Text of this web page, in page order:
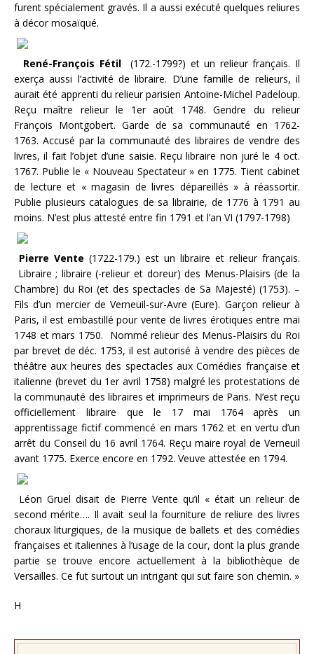
furent spécialement gravés. Il a aussi exécuté quelques reliures
à décor mosaïqué.
René-François Fétil(172.-1799?) et un relieur français. Il
exerça aussi l’activité de libraire. D’une famille de relieurs, il
aurait été apprenti du relieur parisien Antoine-Michel Padeloup.
Reçu maître relieur le 1er août 1748. Gendre du relieur
François Montgobert. Garde de sa communauté en 1762-
1763. Accusé par la communauté des libraires de vendre des
livres, il fait l’objet d’une saisie. Reçu libraire non juré le 4 oct.
1767. Publie le « Nouveau Spectateur » en 1775. Tient cabinet
de lecture et « magasin de livres dépareillés » à réassortir.
Publie plusieurs catalogues de sa librairie, de 1776 à 1791 au
moins. N’est plus attesté entre fin 1791 et l’an VI (1797-1798)
Pierre Vente (1722-179.) est un libraire et relieur français.
Libraire ; libraire (-relieur et doreur) des Menus-Plaisirs (de la
Chambre) du Roi (et des spectacles de Sa Majesté) (1753). –
Fils d’un mercier de Verneuil-sur-Avre (Eure). Garçon relieur à
Paris, il est embastillé pour vente de livres érotiques entre mai
1748 et mars 1750. Nommé relieur des Menus-Plaisirs du Roi
par brevet de déc. 1753, il est autorisé à vendre des pièces de
théâtre aux heures des spectacles aux Comédies française et
italienne (brevet du 1er avril 1758) malgré les protestations de
la communauté des libraires et imprimeurs de Paris. N’est reçu
officiellement libraire que le 17 mai 1764 après un
apprentissage fictif commencé en mars 1762 et en vertu d’un
arrêt du Conseil du 16 avril 1764. Reçu maire royal de Verneuil
avant 1775. Exerce encore en 1792. Veuve attestée en 1794.
Léon Gruel disait de Pierre Vente qu’il « était un relieur de
second mérite…. Il avait seul la fourniture de reliure des livres
choraux liturgiques, de la musique de ballets et des comédies
françaises et italiennes à l’usage de la cour, dont la plus grande
partie se trouve encore actuellement à la bibliothèque de
Versailles. Ce fut surtout un intrigant qui sut faire son chemin. »
H